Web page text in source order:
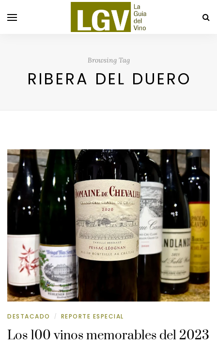
Browsing Tag
RIBERA DEL DUERO
DESTACADO / REPORTE ESPECIAL
Los 100 vinos memorables del 2023